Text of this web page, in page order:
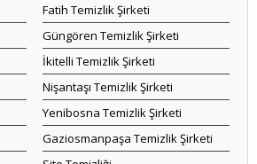
Fatih Temizlik Şirketi
Güngören Temizlik Şirketi
İkitelli Temizlik Şirketi
Nişantaşı Temizlik Şirketi
Yenibosna Temizlik Şirketi
Gaziosmanpaşa Temizlik Şirketi